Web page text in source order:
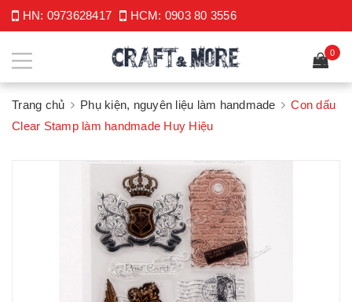
HN: 0973628417 HCM: 0903 80 3556
0
Trang chủ Phụ kiện, nguyên liệu làm handmade
Con dấu
Clear Stamp làm handmade Huy Hiệu